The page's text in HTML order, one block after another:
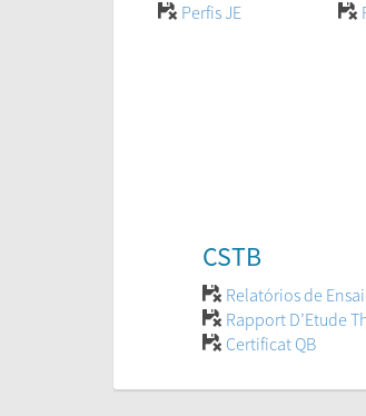
Perfis JE
CSTB
Relatórios de
Rapport D’Etude
Certificat QB